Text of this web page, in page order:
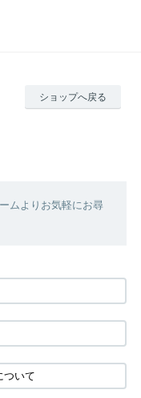
ショップへ戻る
ムよりお気軽にお尋